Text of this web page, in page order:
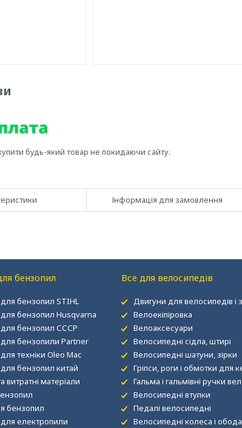
будь-який товар не покидаючи сайту.
Інформація для замовлення
бензопил
бензопил STIHL
бензопил Husqvarna
для бензопил СССР
бензопили Partner
техніки Oleo Mac
бензопил китай
витратні матеріали
бензопил
електропили
Все для велосипедів
Двигуни для велосипедів і
Велоекіпіровка
Велоаксесуари
Велосипедні сідла, штирі
Велосипедні шатуни, зірки
Гріпси, роги і обмотки для
Гальма і гальмівні ручки
Велосипедні втулки
Педалі велосипедні
Велосипедні колеса і обода